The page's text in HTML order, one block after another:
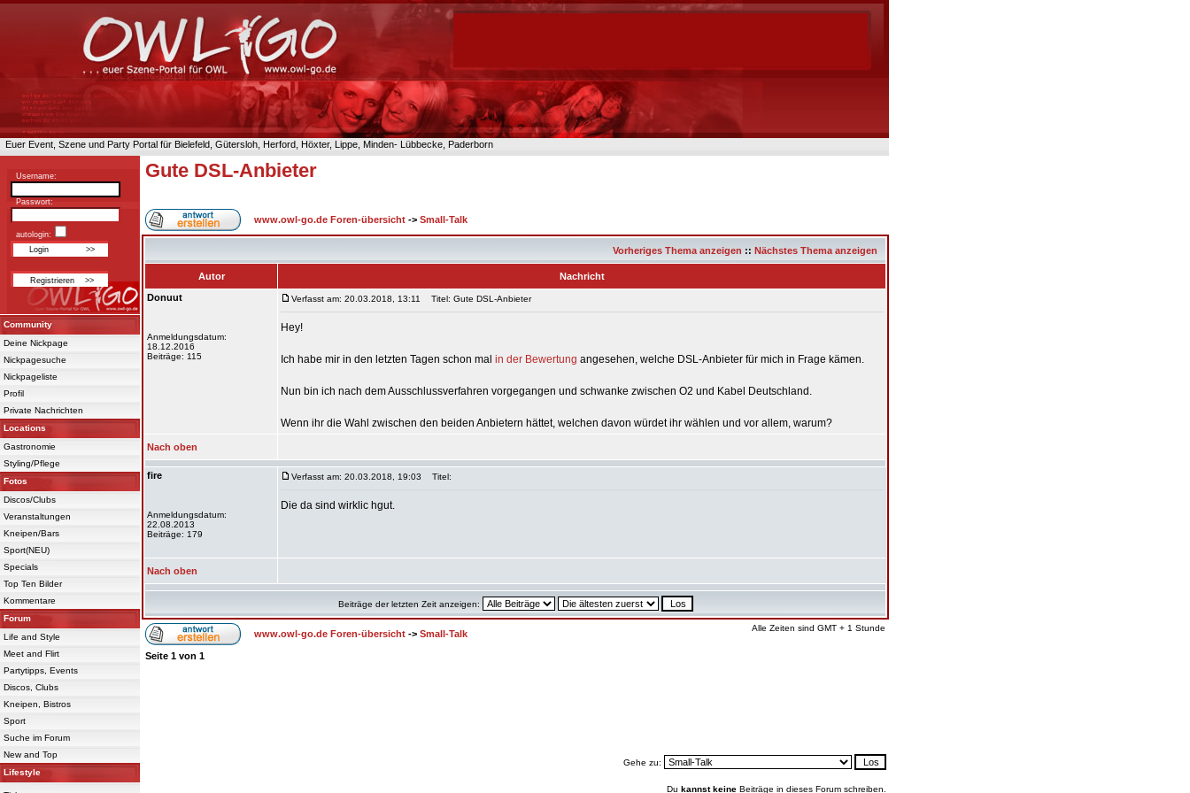
Euer Event, Szene und Party Portal für Bielefeld, Gütersloh, Herford, Höxter, Lippe, Minden- Lübbecke, Paderborn
Username:
Passwort:
autologin:
Community
Deine Nickpage
Nickpagesuche
Nickpageliste
Profil
Private Nachrichten
Locations
Gastronomie
Styling/Pflege
Fotos
Discos/Clubs
Veranstaltungen
Kneipen/Bars
Sport(NEU)
Specials
Top Ten Bilder
Kommentare
Forum
Life and Style
Meet and Flirt
Partytipps, Events
Discos, Clubs
Kneipen, Bistros
Sport
Suche im Forum
New and Top
Lifestyle
Gute DSL-Anbieter
www.owl-go.de Foren-übersicht -> Small-Talk
Vorheriges Thema anzeigen :: Nächstes Thema anzeigen
Autor
Nachricht
Donuut
Anmeldungsdatum:
18.12.2016
Beiträge: 115
Verfasst am: 20.03.2018, 13:11 Titel: Gute DSL-Anbieter
Hey!
Ich habe mir in den letzten Tagen schon mal in der Bewertung angesehen, welche DSL-Anbieter für mich in Frage kämen.
Nun bin ich nach dem Ausschlussverfahren vorgegangen und schwanke zwischen O2 und Kabel Deutschland.
Wenn ihr die Wahl zwischen den beiden Anbietern hättet, welchen davon würdet ihr wählen und vor allem, warum?
Nach oben
fire
Anmeldungsdatum:
22.08.2013
Beiträge: 179
Verfasst am: 20.03.2018, 19:03 Titel:
Die da sind wirklic hgut.
Nach oben
Beiträge der letzten Zeit anzeigen:
www.owl-go.de Foren-übersicht -> Small-Talk
Alle Zeiten sind GMT + 1 Stunde
Seite 1 von 1
Gehe zu:
Du kannst keine Beiträge in dieses Forum schreiben.